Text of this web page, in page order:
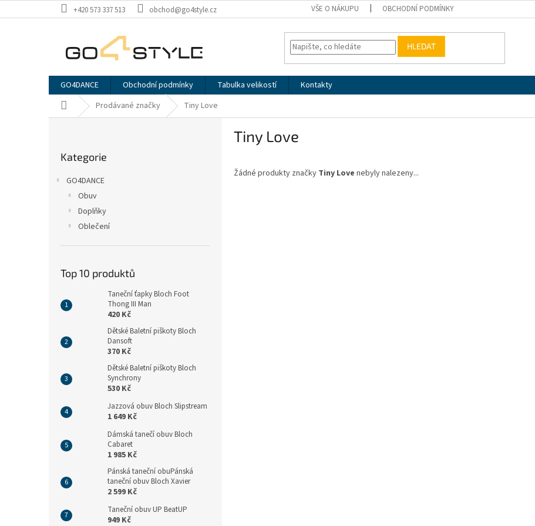
na
+420 573 337 513 obchod@go4style.cz VŠE O NÁKUPU OBCHODNÍ PODMÍNKY
HLEDAT
GO4DANCE Obchodní podmínky Tabulka velikostí
Kontakty
Domů Prodávané značky Tiny Love
kategorie
Kategorie
GO4DANCE
Obuv
Doplňky
Oblečení
Top 10 produktů
Taneční ťapky Bloch Foot
Thong III Man
420 Kč
Dětské Baletní piškoty Bloch
Dansoft
370 Kč
Dětské Baletní piškoty Bloch
Synchrony
530 Kč
Jazzová obuv Bloch Slipstream
1 649 Kč
Dámská tanečí obuv Bloch
Cabaret
1 985 Kč
Pánská taneční obuPánská
taneční obuv Bloch Xavier
2 599 Kč
Taneční obuv UP BeatUP
949 Kč
Tiny Love
Žádné produkty značky Tiny Love nebyly nalezeny...